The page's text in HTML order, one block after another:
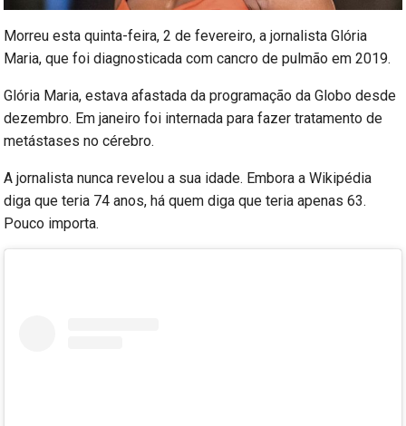
Morreu esta quinta-feira, 2 de fevereiro, a jornalista Glória
Maria, que foi diagnosticada com cancro de pulmão em 2019.
Glória Maria, estava afastada da programação da Globo desde
dezembro. Em janeiro foi internada para fazer tratamento de
metástases no cérebro.
A jornalista nunca revelou a sua idade. Embora a Wikipédia
diga que teria 74 anos, há quem diga que teria apenas 63.
Pouco importa.